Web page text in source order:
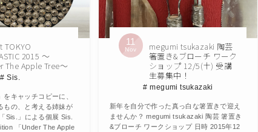
TOKYO
2015 〜
The Apple Tree〜
Sis.
をキャッチコピーに、
もの、と考える姉妹が
Sis.」による個展 Sis.
「Under The Apple
11
Nov
megumi tsukazaki 陶芸
箸置き&ブローチ ワーク
ショップ 12/5(土) 受講
生募集中！
megumi tsukazaki
新年を自分で作った真っ白な箸置きで迎え
ませんか？ megumi tsukazaki 陶芸 箸置き
&ブローチ ワークショップ 日時 2015年12